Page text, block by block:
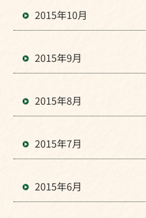
2015年10月
2015年9月
2015年8月
2015年7月
2015年6月